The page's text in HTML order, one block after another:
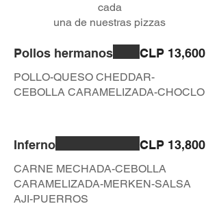
cada
una de nuestras pizzas
Pollos hermanos
POLLO-QUESO CHEDDAR-
CEBOLLA CARAMELIZADA-CHOCLO
CLP 13,600
Inferno
CARNE MECHADA-CEBOLLA
CARAMELIZADA-MERKEN-SALSA
AJI-PUERROS
CLP 13,800